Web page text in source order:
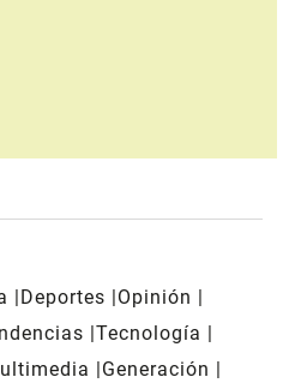
Deportes
Opinión
Tecnología
Generación